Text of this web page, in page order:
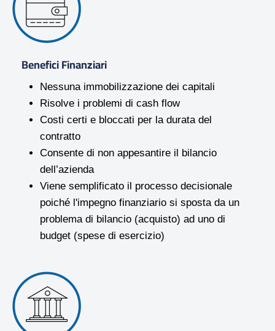
Benefici Finanziari
Nessuna immobilizzazione dei capitali
Risolve i problemi di cash flow
Costi certi e bloccati per la durata del
contratto
Consente di non appesantire il bilancio
dell’azienda
Viene semplificato il processo decisionale
poiché l'impegno finanziario si sposta da un
problema di bilancio (acquisto) ad uno di
budget (spese di esercizio)